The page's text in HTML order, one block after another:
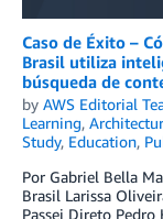
Caso de Éxito –
Brasil utiliza
búsqueda de
by AWS Editorial
Learning,
Study, Education,
Por Gabriel Bella
Brasil Larissa
Passei Direto